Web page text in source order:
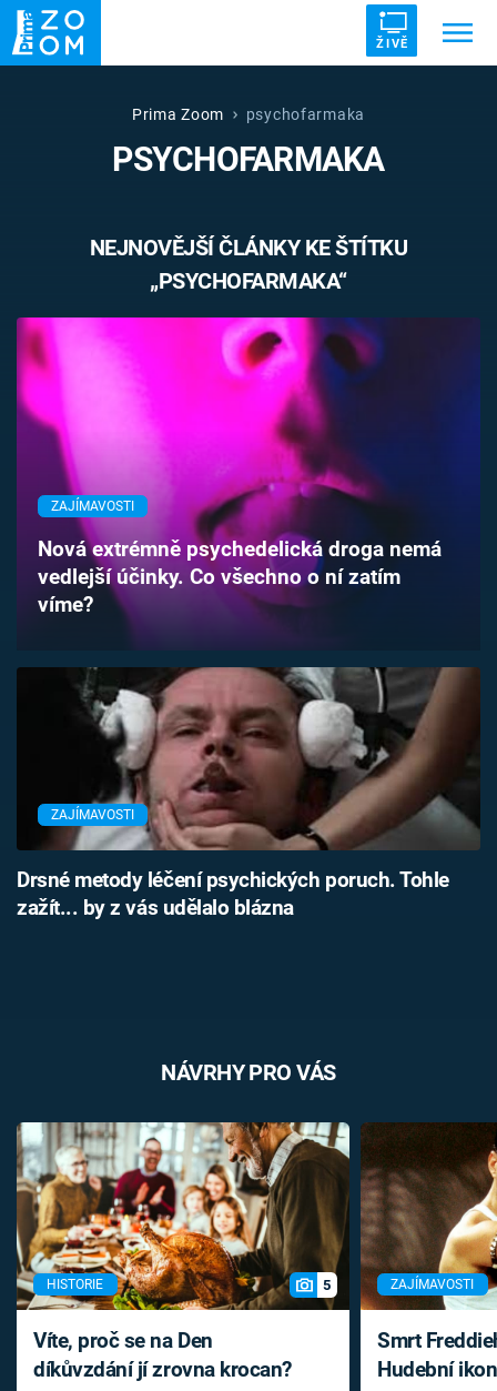
ŽIVĚ
ZRÁDCI UFO DRUHÁ SVĚTOVÁ VÁLKA
VETŘELCI DÁVNOVĚKU
Témata
Pořady
TV Program
Časopis
Sledujte prima+
Sledujte nás
Prima Zoom psychofarmaka
PSYCHOFARMAKA
NEJNOVĚJŠÍ ČLÁNKY KE ŠTÍTKU
„PSYCHOFARMAKA“
ZAJÍMAVOSTI
Nová extrémně psychedelická droga nemá
vedlejší účinky. Co všechno o ní zatím
víme?
ZAJÍMAVOSTI
Drsné metody léčení psychických poruch. Tohle
zažít... by z vás udělalo blázna
NÁVRHY PRO VÁS
HISTORIE 5
Víte, proč se na Den
díkůvzdání jí zrovna krocan?
ZAJÍMAVOSTI
Smrt
Hudební